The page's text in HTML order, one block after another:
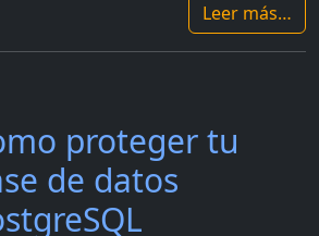
Leer más…
proteger tu
de datos